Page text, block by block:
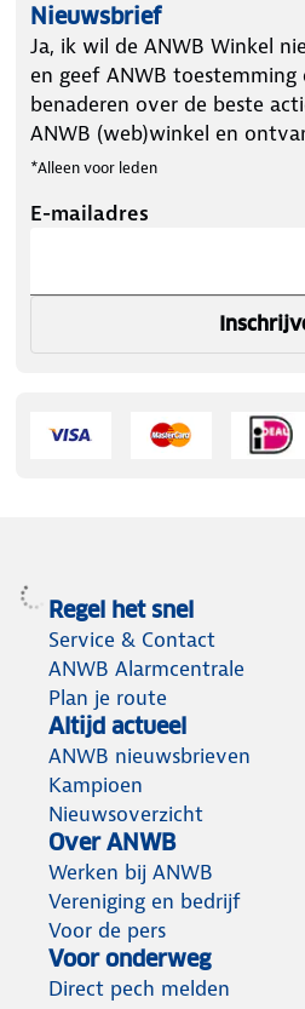
Nieuwsbrief
Ja, ik wil de ANWB Winkel
en geef ANWB
benaderen over de beste
ANWB (web)winkel en
*Alleen voor leden
E-mailadres
Regel het snel
Service & Contact
ANWB Alarmcentrale
Plan je route
Altijd actueel
ANWB nieuwsbrieven
Kampioen
Nieuwsoverzicht
Over ANWB
Werken bij ANWB
Vereniging en bedrijf
Voor de pers
Voor onderweg
Direct pech melden